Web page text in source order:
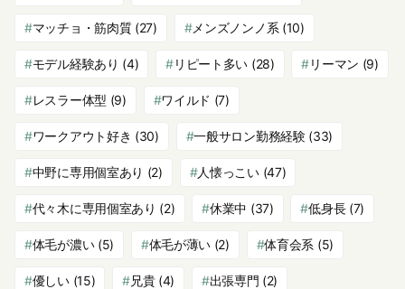
マッチョ・筋肉質(27) メンズノンノ系 (10)
モデル経験あり (4) リピート多い (28) リーマン (9)
レスラー体型 (9) ワイルド (7)
ワークアウト好き (30) 一般サロン勤務経験(33)
中野に専用個室あり (2) 人懐っこい(47)
代々木に専用個室あり (2) 休業中 (37) 低身長(7)
体毛が濃い(5) 体毛が薄い (2) 体育会系 (5)
優しい(15) 兄貴(4) 出張専門 (2)